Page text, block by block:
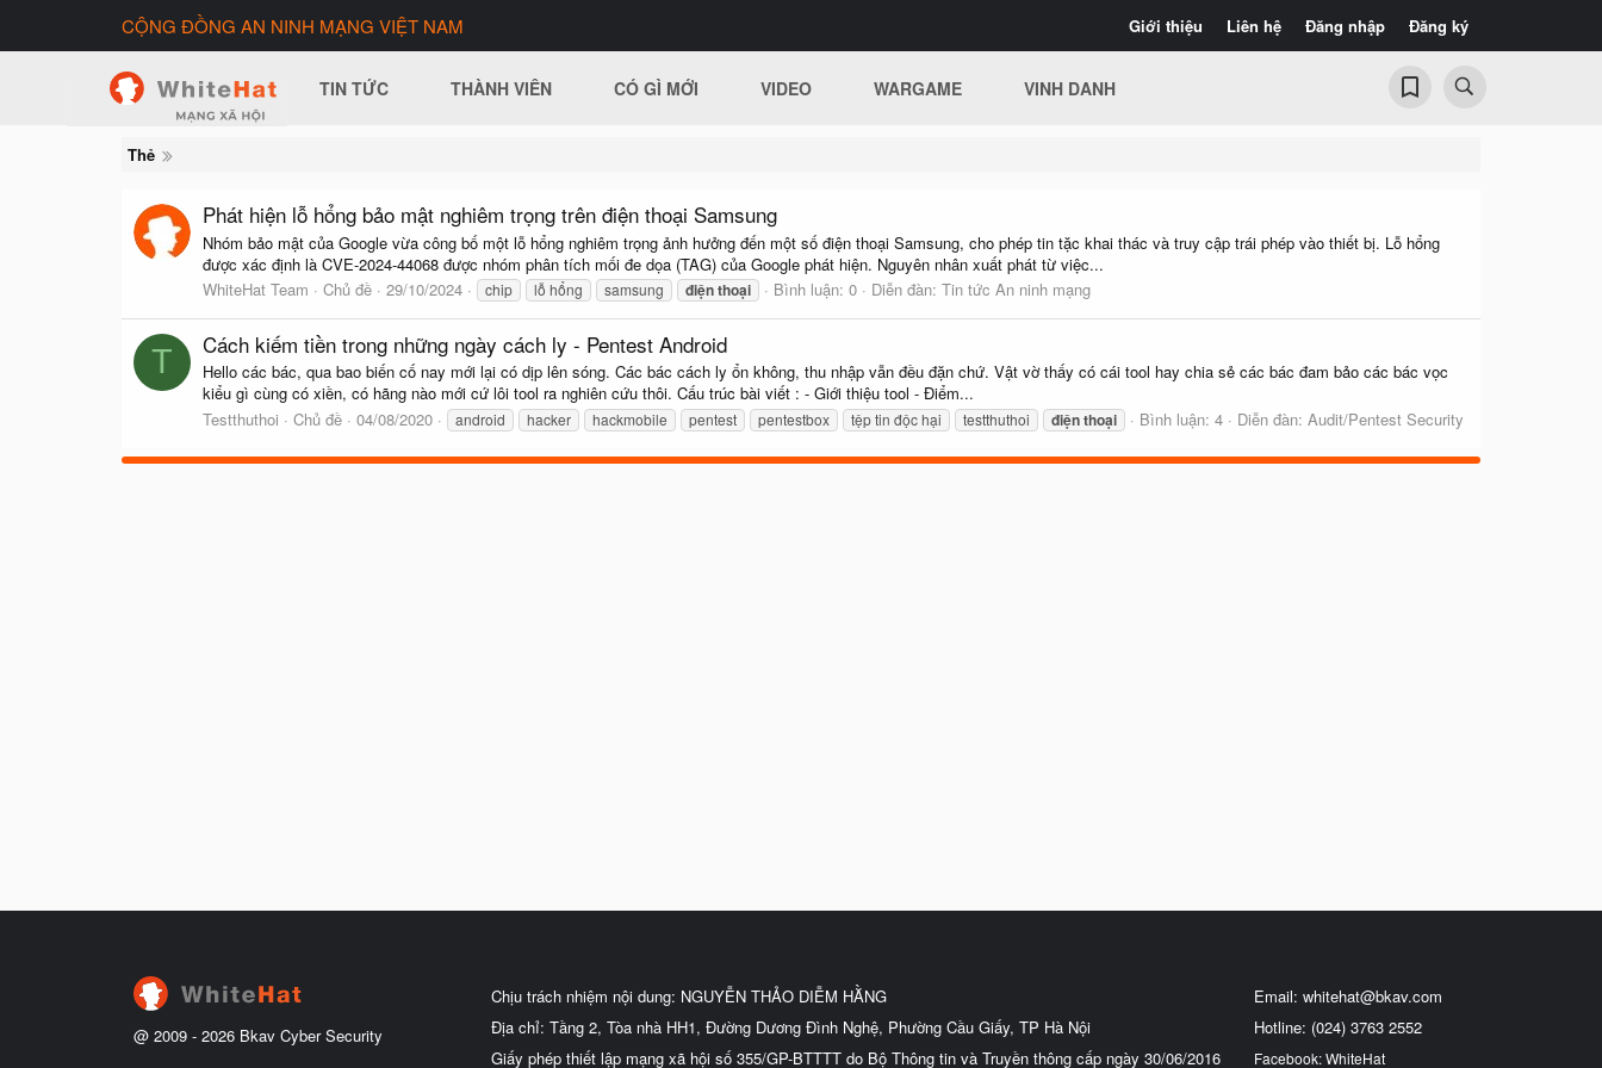
Giới thiệu Liên hệ Đăng nhập Đăng ký
CỘNG ĐỒNG AN NINH MẠNG VIỆT NAM
TIN TỨC THÀNH VIÊN CÓ GÌ MỚI VIDEO WARGAME VINH DANH
Thẻ
Phát hiện lỗ hổng bảo mật nghiêm trọng trên điện thoại Samsung
Nhóm bảo mật của Google vừa công bố một lỗ hổng nghiêm trọng ảnh hưởng đến một số điện thoại Samsung, cho phép tin tặc khai thác và truy cập trái phép vào thiết bị. Lỗ hổng
được xác định là CVE-2024-44068 được nhóm phân tích mối đe dọa (TAG) của Google phát hiện. Nguyên nhân xuất phát từ việc...
WhiteHat Team
Chủ đề 29/10/2024 chip lỗ hổng samsung điệnthoại Bình luận: 0 Diễn đàn: Tin tức An ninh mạng
T Cách kiếm tiền trong những ngày cách ly - Pentest Android
Hello các bác, qua bao biến cố nay mới lại có dịp lên sóng. Các bác cách ly ổn không, thu nhập vẫn đều đặn chứ. Vật vờ thấy có cái tool hay chia sẻ các bác đam bảo các bác vọc
kiểu gì cùng có xiền, có hãng nào mới cứ lôi tool ra nghiên cứu thôi. Cấu trúc bài viết : - Giới thiệu tool - Điểm...
Testthuthoi
Chủ đề 04/08/2020 android hacker hackmobile pentest pentestbox tệp tin độc hại testthuthoi điệnthoại Bình luận: 4 Diễn đàn: Audit/Pentest Security
@ 2009 - 2026 Bkav Cyber Security
Chịu trách nhiệm nội dung: NGUYỄN THẢO DIỄM HẰNG
Địa chỉ: Tầng 2, Tòa nhà HH1, Đường Dương Đình Nghệ, Phường Cầu Giấy, TP Hà Nội
Giấy phép thiết lập mạng xã hội số 355/GP-BTTTT do Bộ Thông tin và Truyền thông cấp ngày 30/06/2016
Email: whitehat@bkav.com
Hotline: (024) 3763 2552
Facebook: WhiteHat